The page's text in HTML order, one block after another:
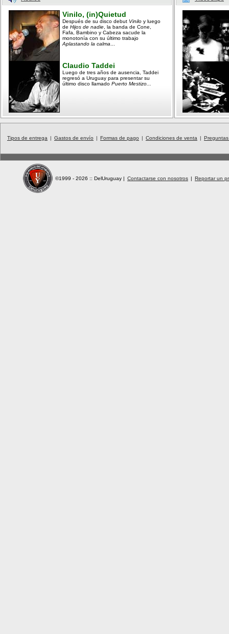
Vinilo, (in)Quietud
Después de su disco debut Vinilo y luego
de Hijos de nadie , la banda de Cone,
Fafa, Bambino y Cabeza sacude la
monotonía con su último trabajo
Aplastando la calma
Claudio Taddei
Luego de tres años de ausencia, Taddei
regresó a Uruguay para presentar su
último disco llamado Puerto Mestizo...
Tipos de entrega | Gastos de envío | Formas de pago | Condiciones de venta |
©1999 - 2026 :: DelUruguay | Contactarse con nosotros | Reportar un